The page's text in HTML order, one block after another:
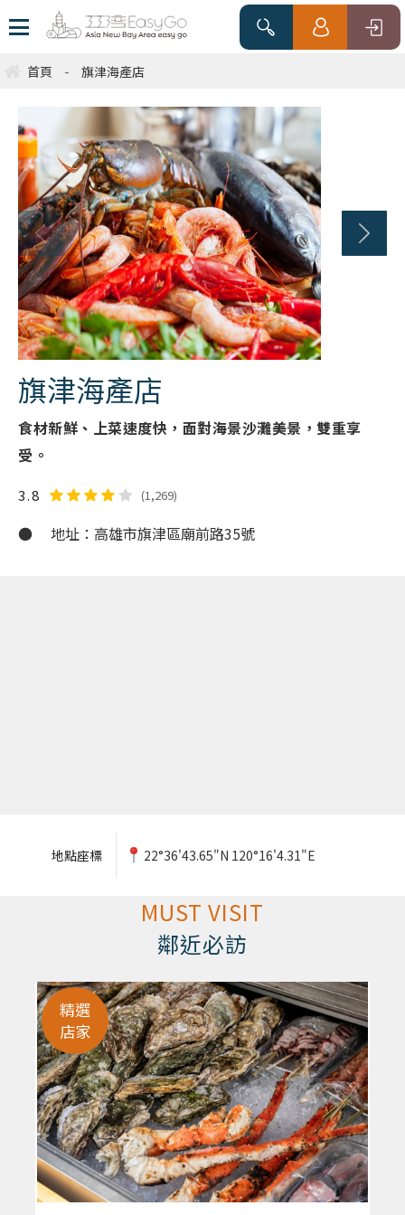
首頁 - 旗津海產店
旗津海產店
食材新鮮、上菜速度快，面對海景沙灘美景，雙重享
受。
3.8 (1,269)
● 地址：高雄市旗津區廟前路35號
地點座標 22°36'43.65"N 120°16'4.31"E
MUST VISIT
鄰近必訪
精選
店家